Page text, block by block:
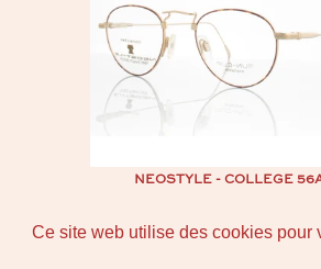
Ce site web utilise des cookies
Ce site web utilise des cookies
NEOSTYLE - COLLEGE